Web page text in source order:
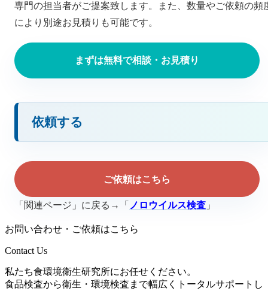
専門の担当者がご提案致します。また、数量やご依頼の頻
により別途お見積りも可能です。
まずは無料で相談・お見積り
依頼する
ご依頼はこちら
「関連ページ」に戻る→「 ノロウイルス検査 」
お問い合わせ・ご依頼はこちら
Contact Us
私たち食環境衛生研究所にお任せください。
食品検査から衛生・環境検査まで幅広くトータルサポートし